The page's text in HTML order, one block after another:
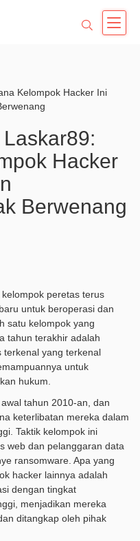
Kelompok Hacker Ini
Hacker
Berwenang
peretas terus
untuk beroperasi dan
satu kelompok yang
tahun terakhir adalah
terkenal yang terkenal
untuk
hukum.
tahun 2010-an, dan
keterlibatan mereka dalam
Taktik kelompok ini
web dan pelanggaran data
ransomware. Apa yang
hacker lainnya adalah
dengan tingkat
menjadikan mereka
ditangkap oleh pihak